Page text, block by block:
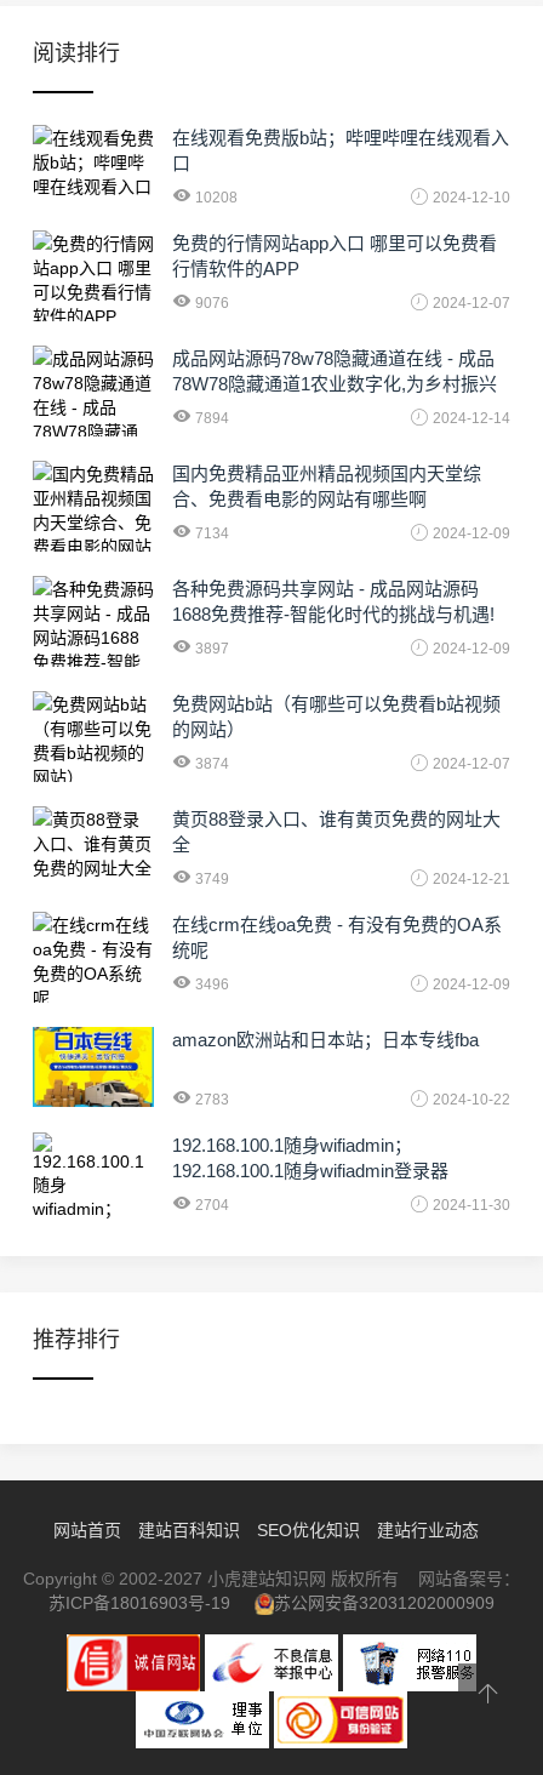
阅读排行
在线观看免费版b站；哔哩哔哩在线观看入
口
10208 2024-12-10
免费的行情网站app入口 哪里可以免费看
行情软件的APP
9076 2024-12-07
成品网站源码78w78隐藏通道在线 - 成品
78W78隐藏通道1农业数字化,为乡村振兴
注入新动力
7894 2024-12-14
国内免费精品亚州精品视频国内天堂综
合、免费看电影的网站有哪些啊
7134 2024-12-09
各种免费源码共享网站 - 成品网站源码
1688免费推荐-智能化时代的挑战与机遇!
3897 2024-12-09
免费网站b站（有哪些可以免费看b站视频
的网站）
3874 2024-12-07
黄页88登录入口、谁有黄页免费的网址大
全
3749 2024-12-21
在线crm在线oa免费 - 有没有免费的OA系
统呢
3496 2024-12-09
amazon欧洲站和日本站；日本专线fba
2783 2024-10-22
192.168.100.1随身wifiadmin；
192.168.100.1随身wifiadmin登录器
2704 2024-11-30
推荐排行
网站首页 建站百科知识 SEO优化知识 建站行业动态
Copyright © 2002-2027 小虎建站知识网 版权所有 网站备案号：
苏ICP备18016903号-19
苏公网安备32031202000909